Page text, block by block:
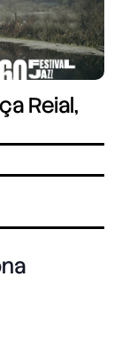
Reial,